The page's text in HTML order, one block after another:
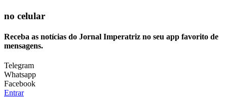
no celular
Receba as notícias do Jornal Imperatriz no seu app favorito de
mensagens.
Telegram
Whatsapp
Facebook
Entrar